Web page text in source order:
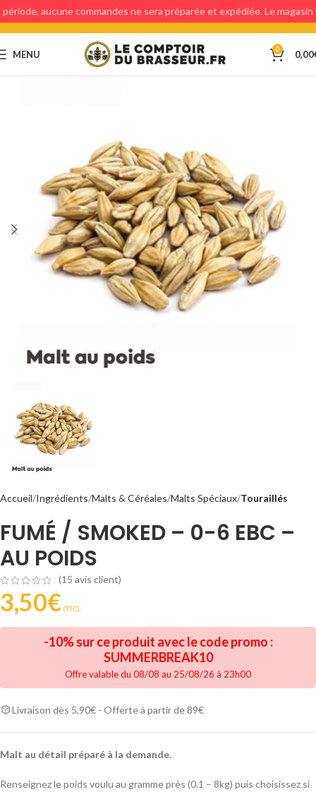
MENU 0 0,00
Accueil Ingrédients Malts & Céréales Malts Spéciaux Touraillés
FUMÉ / SMOKED – 0-6 EBC –
AU POIDS
(15 avis client)
3,50€ (T.T.C).
-10% sur ce produit avec le code promo :
SUMMERBREAK10
Offre valable du 08/08 au 25/08/26 à 23h00
Livraison dès 5,90€ - Offerte à partir de 89€
Malt au détail préparé à la demande.
Renseignez le poids voulu au gramme près (0.1 – 8kg) puis choisissez si
période, aucune commandes ne sera préparée et expédiée. Le magasin
étant fermé, aucun retraits en magasin ne sera possible.